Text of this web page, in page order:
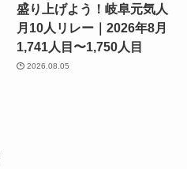
盛り上げよう！岐阜元気人
月10人リレー｜2026年8月
1,741人目〜1,750人目
2026.08.05